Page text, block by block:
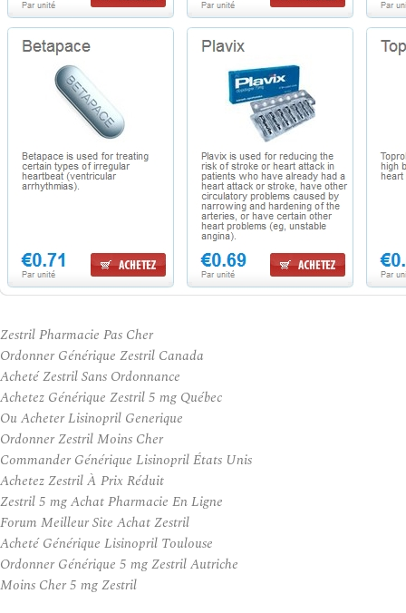
Zestril Pharmacie Pas Cher
Ordonner Générique Zestril Canada
Acheté Zestril Sans Ordonnance
Achetez Générique Zestril 5 mg Québec
Ou Acheter Lisinopril Generique
Ordonner Zestril Moins Cher
Commander Générique Lisinopril États Unis
Achetez Zestril À Prix Réduit
Zestril 5 mg Achat Pharmacie En Ligne
Forum Meilleur Site Achat Zestril
Acheté Générique Lisinopril Toulouse
Ordonner Générique 5 mg Zestril Autriche
Moins Cher 5 mg Zestril